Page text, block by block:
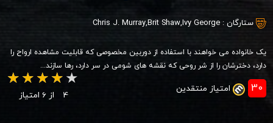
ستارگان : Chris J. Murray,Brit Shaw,Ivy George
یک خانواده می خواهند با استفاده از دوربین مخصوصی که قابلیت مشاهده ارواح را
دارد، دخترشان را از شر روحی که نقشه های شومی در سر دارد، رها سازند...
30 امتیاز منتقدین
4 از 6 امتیاز